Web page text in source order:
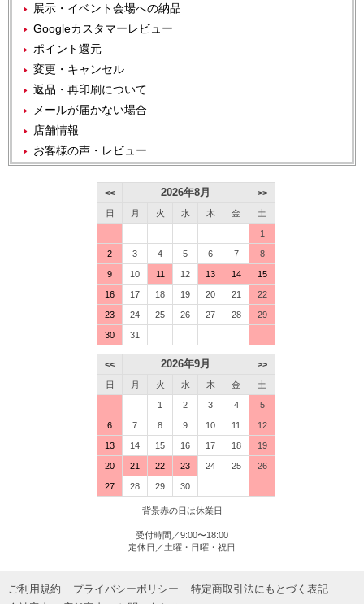
展示・イベント会場への納品
Googleカスタマーレビュー
ポイント還元
変更・キャンセル
返品・再印刷について
メールが届かない場合
店舗情報
お客様の声・レビュー
<< 2026年8月 >>
日 月 火 水 木 金 土
1
2 3 4 5 6 7 8
9 10 11 12 13 14 15
16 17 18 19 20 21 22
23 24 25 26 27 28 29
30 31
<< 2026年9月 >>
日 月 火 水 木 金 土
1 2 3 4 5
6 7 8 9 10 11 12
13 14 15 16 17 18 19
20 21 22 23 24 25 26
27 28 29 30
背景赤の日は休業日
受付時間／9:00〜18:00
定休日／土曜・日曜・祝日
ご利用規約 プライバシーポリシー
特定商取引法にもとづく表記